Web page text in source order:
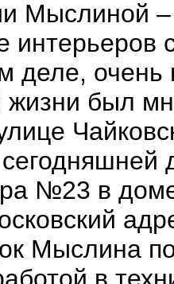
Мыслиной –
интерьеров
деле,
жизни был
№23 в
Мыслина